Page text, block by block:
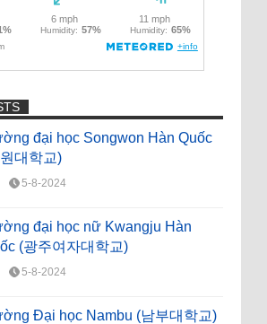
đại học Songwon Hàn Quốc
대학교)
5-8-2024
đại học nữ Kwangju Hàn
(광주여자대학교)
5-8-2024
Đại học Nambu (남부대학교)